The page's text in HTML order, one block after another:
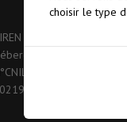
: 477 742 753
: OVH
: Guq
choisir le type